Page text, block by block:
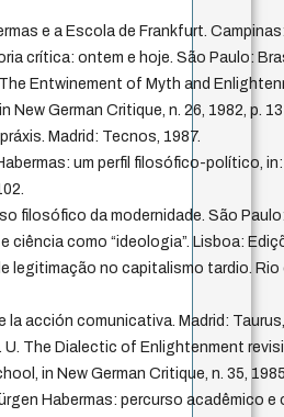
e a Escola de Frankfurt.
crítica: ontem e hoje. São Paulo:
Entwinement of Myth and
New German Critique, n. 26, 1982, p.
práxis. Madrid: Tecnos, 1987.
Habermas: um perfil filosófico-político,
filosófico da modernidade. São
e ciência como “ideologia”. Lisboa:
de legitimação no capitalismo tardio.
la acción comunicativa. Madrid:
U. The Dialectic of Enlightenment
in New German Critique, n. 35,
Habermas: percurso acadêmico e